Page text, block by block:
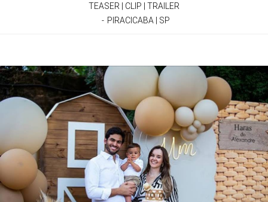
TEASER | CLIP | TRAILER
PIRACICABA | SP